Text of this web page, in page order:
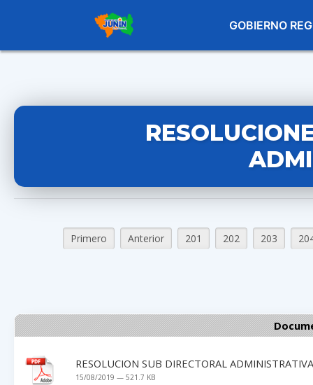
GOBIERNO
Primero Anterior 201 202 203
RESOLUCION SUB DIRECTORAL
15/08/2019 — 521.7 KB